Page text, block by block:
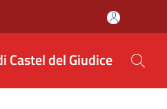
Castel del Giudice